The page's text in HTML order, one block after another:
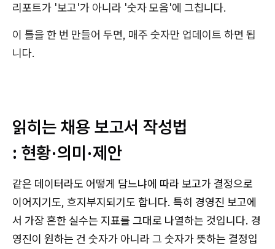
리포트가 '보고'가 아니라 '숫자 모음'에 그칩니다.
이 틀을 한 번 만들어 두면, 매주 숫자만 업데이트 하면 됩
니다.
읽히는 채용 보고서 작성법
: 현황·의미·제안
같은 데이터라도 어떻게 담느냐에 따라 보고가 결정으로
이어지기도, 흐지부지되기도 합니다. 특히 경영진 보고에
서 가장 흔한 실수는 지표를 그대로 나열하는 것입니다. 경
영진이 원하는 건 숫자가 아니라 그 숫자가 뜻하는 결정입